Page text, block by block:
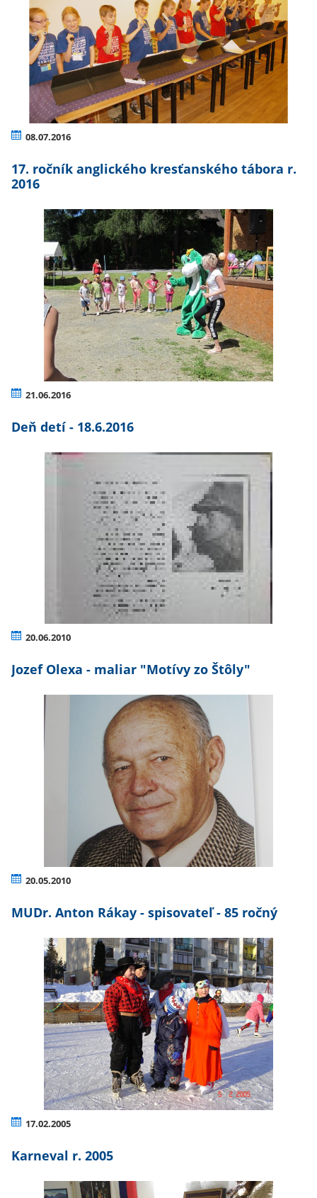
08.07.2016
17. ročník anglického kresťanského tábora r.
2016
21.06.2016
Deň detí - 18.6.2016
20.06.2010
Jozef Olexa - maliar "Motívy zo Štôly"
20.05.2010
MUDr. Anton Rákay - spisovateľ - 85 ročný
17.02.2005
Karneval r. 2005